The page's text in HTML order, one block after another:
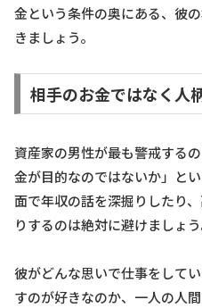
金という条件の奥にある、彼
きましょう。
相手のお金ではなく人
資産家の男性が最も警戒する
金が目的なのではないか」と
面で年収の話を深掘りしたり
りするのは絶対に避けましょう
彼がどんな思いで仕事をして
すのが好きなのか、一人の人